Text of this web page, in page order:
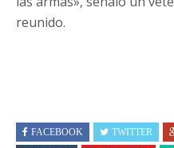
reunido.
FACEBOOK TWITTER